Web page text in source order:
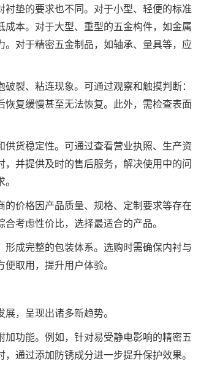
垫的要求也不同。对于小型、轻便的标准
本。对于大型、重型的五金构件，如金属
对于精密五金制品，如轴承、量具等，应
裂、粘连现象。可通过观察和触摸判断：
复缓慢甚至无法恢复。此外，需检查表面
货稳定性。可通过查看营业执照、生产资
并提供及时的售后服务，解决使用中的问
价格因产品质量、规格、定制要求等存在
考虑性价比，选择最适合的产品。
成完整的包装体系。选购时需确保内衬与
取用，提升用户体验。
，呈现出诸多新趋势。
功能。例如，针对易受静电影响的精密五
通过添加防锈成分进一步提升保护效果。